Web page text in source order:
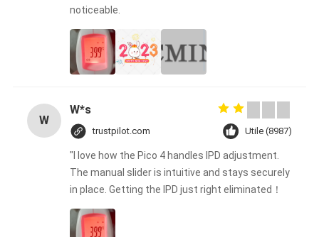
noticeable.
W
W*s
trustpilot.com Utile (8987)
"I love how the Pico 4 handles IPD adjustment.
The manual slider is intuitive and stays securely
in place. Getting the IPD just right eliminated！